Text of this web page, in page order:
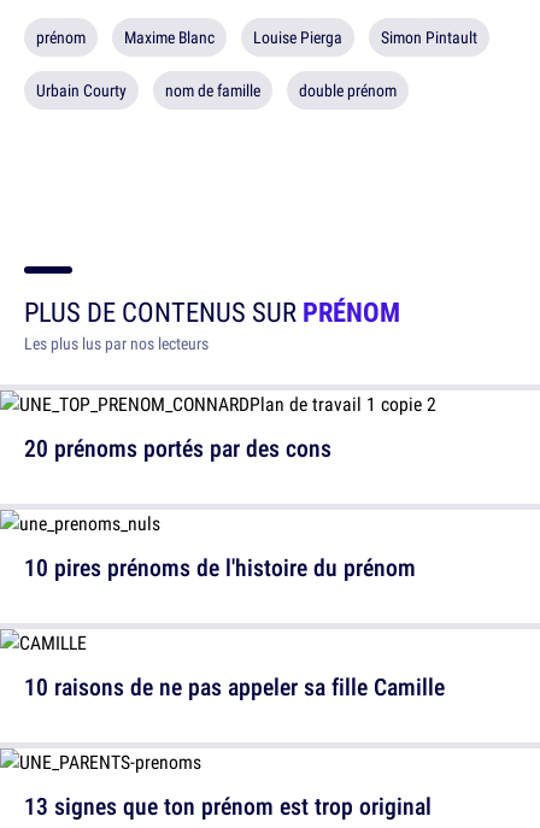
prénom Maxime Blanc Louise Pierga Simon Pintault
Urbain Courty nom de famille double prénom
PLUS DE CONTENUS SURPRÉNOM
Les plus lus par nos lecteurs
20 prénoms portés par des cons
10 raisons de ne pas appeler sa fille Camille
10 pires prénoms de l'histoire du prénom
13 signes que ton prénom est trop original